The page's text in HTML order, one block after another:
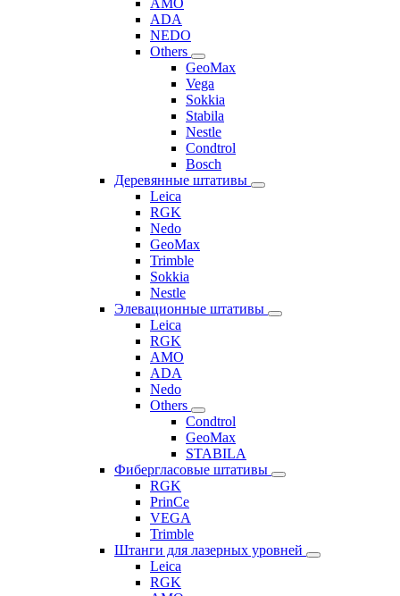
ADA
NEDO
Others
GeoMax
Vega
Sokkia
Stabila
Nestle
Condtrol
Bosch
Деревянные штативы
Leica
RGK
Nedo
GeoMax
Trimble
Sokkia
Nestle
Элевационные штативы
Leica
RGK
AMO
ADA
Nedo
Others
Condtrol
GeoMax
STABILA
Фибергласовые штативы
RGK
PrinCe
VEGA
Trimble
Штанги для лазерных уровней
Leica
RGK